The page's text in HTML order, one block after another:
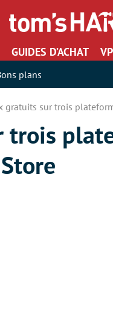
GUIDES D’ACHAT
plans
gratuits sur trois